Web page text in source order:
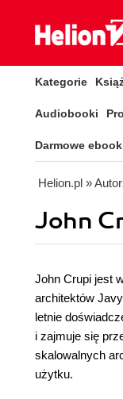
Kategorie
Audiobooki
Darmowe
Helion.pl »
John
John Crupi jest
architektów
letnie
i zajmuje się
skalowalnych
użytku.